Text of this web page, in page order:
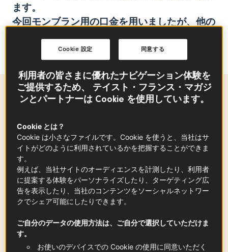
ます。
今回モンブラン用の口金を用いましたが、 他の
タイプで色んな形のモンブランを作っても面白
。
材料for - +
サブレ生地：
卵黄
2個
砂糖
120g
利用者の皆さまに優れたナビゲーション体験を
ご提供するため、 テイスト・フランス・マガジ
ンとパートナーは Cookie を使用しています。
Cookie とは？
Cookie は小さなファイルです。Cookie を使うと、当社はサ
イトがどのように利用されているかを把握することができま
す。
例えば、当社サイトのオーディエンスを計測したり、利用者
に提案する体験をパーソナライズしたり、ターゲティング広
告を表示したり、当社のコンテンツをソーシャルネットワー
クでシェア可能にしたりできます。
ご自分のデータの使用方法は、ご自分で選択していただけま
す。
お使いのデバイスでの Cookie の使用に同意いただく
同意する
Cookie 設定